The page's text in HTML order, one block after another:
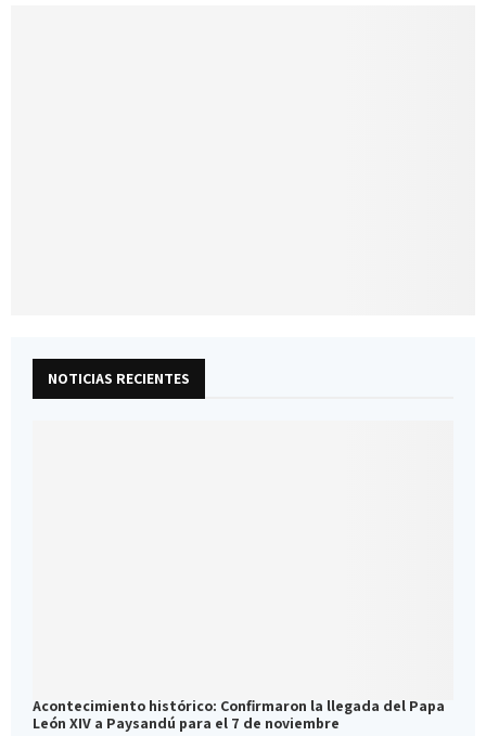
NOTICIAS RECIENTES
Acontecimiento histórico: Confirmaron la llegada del Papa
León XIV a Paysandú para el 7 de noviembre